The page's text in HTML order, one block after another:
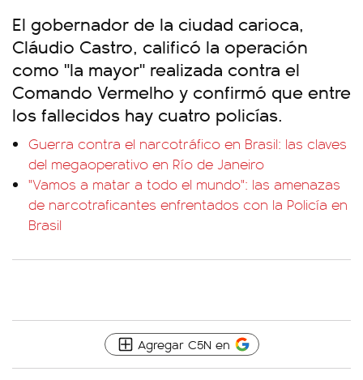
El gobernador de la ciudad carioca,
Cláudio Castro, calificó la operación
como "la mayor" realizada contra el
Comando Vermelho y confirmó que entre
los fallecidos hay cuatro policías.
Guerra contra el narcotráfico en Brasil: las claves
del megaoperativo en Río de Janeiro
"Vamos a matar a todo el mundo": las amenazas
de narcotraficantes enfrentados con la Policía en
Brasil
Agregar C5N en